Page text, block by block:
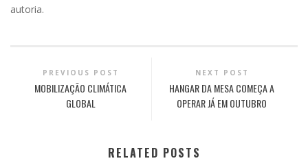
autoria.
PREVIOUS POST
MOBILIZAÇÃO CLIMÁTICA
GLOBAL
NEXT POST
HANGAR DA MESA COMEÇA A
OPERAR JÁ EM OUTUBRO
RELATED POSTS